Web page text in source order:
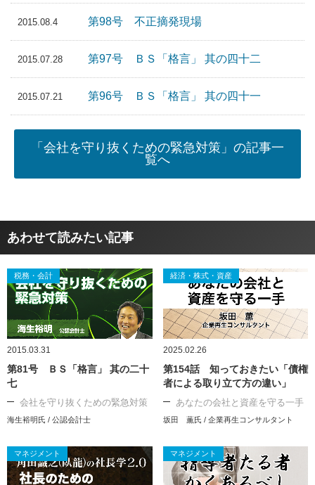
2015.08.4 第98号 不正摘発現場
2015.07.28 第97号 ＢＳ「格言」 其の四十二
2015.07.21 第96号 ＢＳ「格言」 其の四十一
「会社を守り抜くための緊急対策」の記事一
覧へ
あわせて読みたい記事
税務・会計
2015.03.31
第81号 ＢＳ「格言」 其の二十
七
会社を守り抜くための緊急対策
海生裕明氏 / 公認会計士
経済・株式・資産
2025.02.26
第154話 知っておきたい「債権
者による取り立て方の違い」
あなたの会社と資産を守る一手
坂田 薫氏 / 企業再生コンサルタント
マネジメント マネジメント